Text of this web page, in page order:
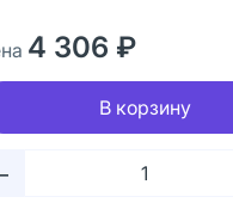
4 306 ₽
В корзину